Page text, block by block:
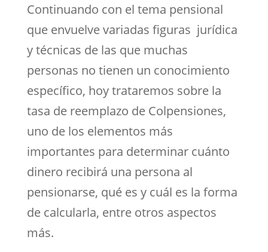
Continuando con el tema pensional
que envuelve variadas figuras jurídica
y técnicas de las que muchas
personas no tienen un conocimiento
específico, hoy trataremos sobre la
tasa de reemplazo de Colpensiones,
uno de los elementos más
importantes para determinar cuánto
dinero recibirá una persona al
pensionarse, qué es y cuál es la forma
de calcularla, entre otros aspectos
más.